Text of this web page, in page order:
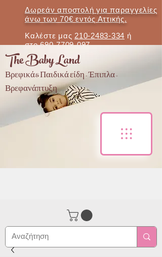
Δωρεάν αποστολή για παραγγελίες
άνω των 70€ εντός Αττικής.
Καλέστε μας 210-2483-334 ή
στο690-7709-097
The Baby Land
Βρεφικά & Παιδικά είδη - Έπιπλα -
Βρεφανάπτυξη